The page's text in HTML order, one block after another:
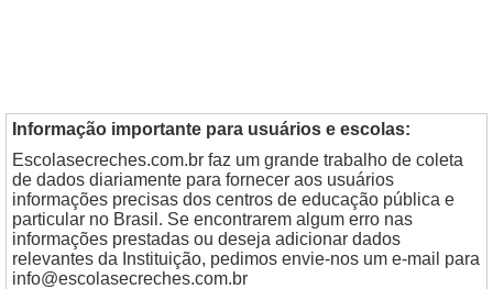
Informação importante para usuários e escolas:
Escolasecreches.com.br faz um grande trabalho de coleta
de dados diariamente para fornecer aos usuários
informações precisas dos centros de educação pública e
particular no Brasil. Se encontrarem algum erro nas
informações prestadas ou deseja adicionar dados
relevantes da Instituição, pedimos envie-nos um e-mail para
info@escolasecreches.com.br